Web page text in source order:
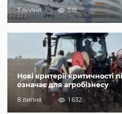
7 липня 518
Нові критерії
означає для агробізнесу
8 липня 1 632